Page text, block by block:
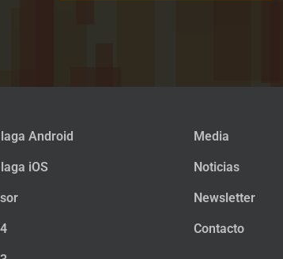
Android
iOS
Media
Noticias
Newsletter
Contacto